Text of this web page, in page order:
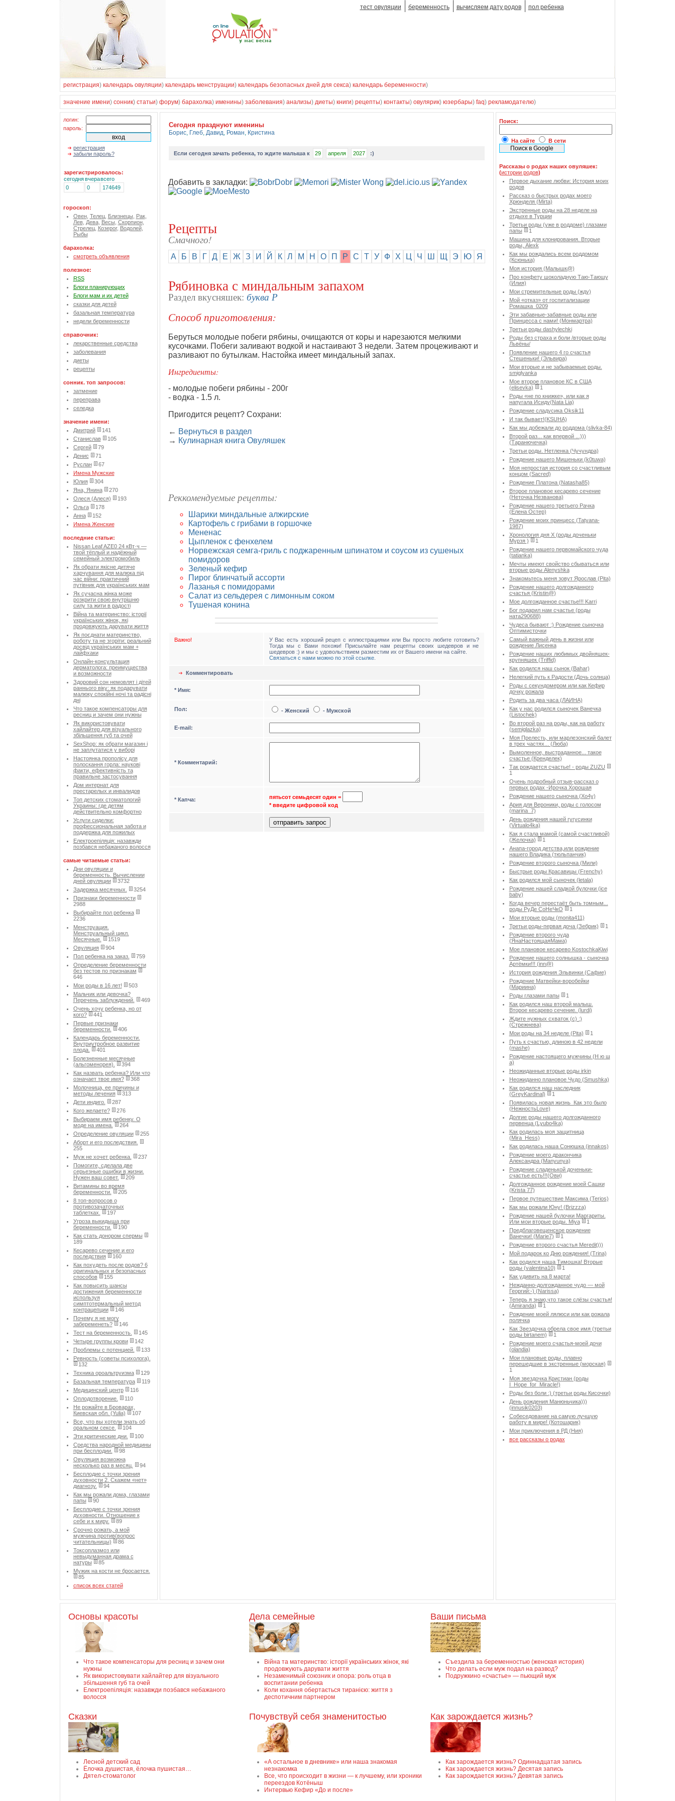
тест овуляции беременность вычисляем дату родов пол ребенка
регистрация) календарь овуляции) календарь менструации) календарь безопасных дней для секса) календарь беременности)
значение имени) сонник) статьи) форум) барахолка) именины) заболевания) анализы) диеты) книги) рецепты) контакты) овулярик) юзербары) faq) рекламодателю)
логин:
пароль:
регистрация
забыли пароль?
зарегистрировалось:
сегодня вчеравсего
0
0 174649
гороскоп:
Овен, Телец, Близнецы Рак,
Лев, Дева, Весы Скорпион,
Стрелец, Козерог, Водолей,
Рыбы
барахолка:
смотреть объявления
полезное:
RSS
Блоги планирующих
Блоги мам и их детей
сказки для детей
базальная температура
недели беременности
справочник:
лекарственные средства
заболевания
диеты
рецепты
сонник. топ запросов:
затмение
переправа
селедка
значение имени:
Дмитрий
141
Станислав
105
Сергей
79
Денис
71
Руслан
67
Имена Мужские
Юлия
304
Яна, Янина
270
Олеся (Алеся)
193
Ольга
178
Анна
152
Имена Женские
последние статьи:
Nissan Leaf AZE0 24 кВт·ч —
твой тёплый и надёжный
семейный электромобиль
Як обрати якісне дитяче
харчування для малюка під
час війни: практичний
путівник для українських мам
Як сучасна жінка може
розкрити свою внутрішню
силу та жити в радості
Війна та материнство: історії
українських жінок, які
продовжують дарувати життя
Як поєднати материнство,
роботу та не згоріти: реальний
досвід українських мам +
лайфхаки
Онлайн-консультация
дерматолога: преимущества
и возможности
Здоровий сон немовлят і дітей
раннього віку: як подарувати
малюку спокійні ночі та радісні
дні
Что такое компенсаторы для
ресниц и зачем они нужны
Як використовувати
хайлайтер для візуального
збільшення губ та очей
SexShop: як обрати магазин і
не заплутатися у виборі
Настоянка прополісу для
полоскання горла: наукові
факти, ефективність та
правильне застосування
Дом интернат для
престарелых и инвалидов
Топ детских стоматологий
Украины: где детям
действительно комфортно
Услуги сиделки:
профессиональная забота и
поддержка для пожилых
Електроепіляція: назавжди
позбався небажаного волосся
самые читаемые статьи:
Дни овуляции и
беременность. Вычислении
дней овуляции
3732
Задержка месячных.
3254
Признаки беременности
2988
Выбирайте пол ребенка
2236
Менструация.
Менструальный цикл.
Месячные.
1519
Овуляция
904
Пол ребенка на заказ.
759
Определение беременности
без тестов по признакам
646
Мои роды в 16 лет!
503
Мальчик или девочка?
Перечень заблуждений.
469
Очень хочу ребенка, но от
кого?
441
Первые признаки
беременности.
406
Календарь беременности.
Внутриутробное развитие
плода.
401
Болезненные месячные
(альгоменорея).
394
Как назвать ребенка? Или что
означает твое имя?
368
Молочница, ее причины и
методы лечения
313
Дети индиго.
287
Кого желаете?
276
Выбираем имя ребенку. О
моде на имена.
264
Определение овуляции
255
Аборт и его последствия.
255
Муж не хочет ребенка.
237
Помогите, сделала две
серьезные ошибки в жизни.
Нужен ваш совет.
209
Витамины во время
беременности.
205
8 топ-вопросов о
противозачаточных
таблетках.
197
Угроза выкидыша при
беременности.
190
Как стать донором спермы
189
Кесарево сечение и его
последствия
160
Как похудеть после родов? 6
оригинальных и безопасных
способов
155
Как повысить шансы
достижения беременности
используя
симптотермальный метод
контрацепции
146
Почему я не могу
забеременеть?
146
Тест на беременность.
145
Четыре группы крови
142
Проблемы с потенцией.
133
Ревность (советы психолога).
132
Техника ороальтруизма
129
Базальная температура
119
Медицинский центр
116
Оплодотворение.
110
Не рожайте в Броварах,
Киевская обл. (Yulia)
107
Все, что вы хотели знать об
оральном сексе.
104
Эти критические дни.
100
Средства народной медицины
при бесплодии.
98
Овуляция возможна
несколько раз в месяц.
94
Бесплодие с точки зрения
духовности 2. Скажем «нет»
диагнозу.
94
Как мы рожали дома, глазами
папы
90
Бесплодие с точки зрения
духовности. Отношение к
себе и к миру.
89
Срочно рожать, а мой
мужчина против(вопрос
читательницы)
86
Токсоплазмоз или
невыдуманная драма с
натуры
85
Мужик на кости не бросается.
85
список всех статей
Cегодня празднуют именины
Борис, Глеб, Давид, Роман, Кристина
Если сегодня зачать ребенка, то ждите малыша к 29 апреля 2027 :)
Добавить в закладки:
Рецепты
Смачного!
А Б В Г Д Е Ж З И Й К Л М Н О П Р С Т У Ф Х Ц Ч Ш Щ Э Ю Я
Рябиновка с миндальным запахом
Раздел вкусняшек: буква Р
Способ приготовления:
Беруться молодые побеги рябины, очищаются от коры и нарезаются мелкими
кусочками. Побеги заливают водкой и настаивают 3 недели. Затем процеживают и
разливают по бутылкам. Настойка имеет миндальный запах.
Ингредиенты:
- молодые побеги рябины - 200г
- водка - 1.5 л.
Пригодится рецепт? Сохрани:
← Вернуться в раздел
→ Кулинарная книга Овуляшек
Реккомендуемые рецепты:
Шарики миндальные алжирские
Картофель с грибами в горшочке
Мененас
Цыпленок с фенхелем
Норвежская семга-гриль с поджаренным шпинатом и соусом из сушеных
помидоров
Зеленый кефир
Пирог блинчатый ассорти
Лазанья с помидорами
Салат из сельдерея с лимонным соком
Тушеная конина
Важно!
У Вас есть хороший рецеп с иллюстрациями или Вы просто любите готовить?
Тогда мы с Вами похожи! Присылайте нам рецепты своих шедевров и не
шедевров :) и мы с удовольствием разместим их от Вашего имени на сайте.
Связаться с нами можно по этой ссылке.
Комментировать
* Имя:
Пол: - Женский - Мужской
Е-mail:
* Комментарий:
* Капча: пятьсот семьдесят один =
* введите цифровой код
Поиск:
На сайте В сети
Рассказы о родах наших овуляшек:
(истории родов)
Первое дыхание любви: История моих
родов
Рассказ о быстрых родах моего
Хрюнделя (Mirta)
Экстренные роды на 28 неделе на
отдыхе в Турции
Третьи роды (уже в роддоме) глазами
папы
1
Машина для клонирования. Вторые
роды, Alexk
Как мы рождались всем роддомом
(Ксюнька)
Моя история (Малышк@)
Про конфету шоколадную Таю-Таюшу
(Илия)
Мои стремительные роды (жду)
Мой «отказ» от госпитализации
Ромашка_0209
Эти забавные-забавные роды или
Принцесса с нами! (Монмартра)
Третьи роды dashylechki
Роды без страха и боли /вторые роды
Львёны/
Появление нашего 4 го счастья
Стешеньки! (Эльвира)
Мои вторые и не забываемые роды.
smiglyanka
Мое второе плановое КС в США
(elisevka)
1
Роды «не по книжке», или как я
напугала Исиду(Nata Lia)
Рождение сладусика Oksik11
И так бывает!(KSUHA)
Как мы добежали до роддома (slivka-84)
Второй раз... как впервой ...)))
(Таранючечка)
Третьи роды. Нетленка (Чучундра)
Рождение нашего Мишеньки (k0tuwa)
Моя непростая история со счастливым
концом (Sacred)
Рождение Платона (Natasha85)
Второе плановое кесарево сечение
(Неточка Незванова)
Рождение нашего третьего Рачка
(Елена Остер)
Рождение моих принцесс (Tatyana-
1987)
Хронология дня Х (роды доченьки
Мурзя )
1
Рождение нашего первомайского чуда
(tatianka)
Мечты имеют свойство сбываться или
вторые роды Аlenyshka
Знакомьтесь меня зовут Ярослав (Pita)
Рождение нашего долгожданного
счастья (Kristin@)
Мое долгожданное счастье!!! Karri
Бог подарил нам счастье (роды
ната290688)
Чудеса бывают :) Рождение сыночка
Оптимисточки
Cамый важный день в жизни или
рождение Лисенка
Рождение наших любимых двойняшек-
крупняшек (Triffid)
Как родился наш сынок (Bahar)
Нелегкий путь к Радости (Дочь солнца)
Роды с секундомером или как Кефир
дочку рожала
Родить за два часа (ЛАИНА)
Как у нас родился сыночек Ванечка
(Listochek)
Во второй раз на роды, как на работу
(semiglazka)
Моя Прелесть, или марлезонский балет
в трех частях... (Люба)
Вымоленное, выстраданное... такое
счастье (Кренделек)
Так рождается счастье! - роды ZUZU
1
Очень подробный отзыв-рассказ о
первых родах -Ирочка Хорошая
Рождение нашего сыночка (Хо4у)
Ария для Вероники, роды с голосом
(marina_7)
День рождения нашей гугусинки
(Virtualo4ka)
Как я стала мамой (самой счастливой)
(Желочка)
1
Анапа-город детства,или рождение
нашего Владика (тюльпанчик)
Рождение второго сыночка (Мили)
Быстрые роды Красавицы (Frenchy)
Как родился мой сыночек (letala)
Рождение нашей сладкой булочки (ice
baby)
Когда вечер перестаёт быть томным...
роды РуДе СоНеЧкО
1
Мои вторые роды (monita411)
Третьи роды-первая доча (Зебрик)
1
Рождение второго чуда
(ЯнаНастоящаяМама)
Мое плановое кесарево KostochkaKiwi
Рождение нашего солнышка - сыночка
Артёмки!!! (inn@)
История рождения Эльвинки (Сафие)
Рождение Матвейки-воробейки
(Мариина)
Роды глазами папы
1
Как родился наш второй малыш.
Второе кесарево сечение. (lurdi)
Ждите нужных схваток (с) :)
(Стрежнева)
Мои роды на 34 неделе (Pita)
1
Путь к счастью, длиною в 42 недели
(mashe)
Рождение настоящего мужчины (Н ю ш
а)
Неожиданные вторые роды irkin
Неожиданно плановое Чудо (Smushka)
Как родился наш наследник
(GreyKardinal)
1
Появилась новая жизнь_Как это было
(НежностьLove)
Долгие роды нашего долгожданного
первенца (Lyubo4ka)
Как родилась моя защитница
(Mira_Hess)
Как родилась наша Сонюшка (innakos)
Рождение моего дракончика
Александра (Manyunya)
Рождение сладенькой доченьки-
счастье есть!!!(Ови)
Долгожданное рождение моей Сашки
(Krista 77)
Первое путешествие Максима (Terios)
Как мы рожали Юну! (Brizzza)
Рождение нашей булочки Маргариты.
Или мои вторые роды. Miya
1
Предблаговещенское рождение
Ванечки! (Marie7)
1
Рождение второго счастья Meredit)))
Мой подарок ко Дню рождения! (Trina)
Как родился наша Тимошка! Вторые
роды (valentina10)
1
Как удивить на 8 марта!
Нежданно-долгожданное чудо — мой
Георгий:-) (Narissa)
Теперь я знаю,что такое слёзы счастья!
(Amiranda)
1
Рождение моей лялюси или как рожала
полячка
Как Звездочка обрела свое имя (третьи
роды birtanem)
1
Рождение моего счастья-моей дочи
(olandia)
Мои плановые роды, плавно
перешедшие в экстренные (морская)
1
Моя звездочка Кристиан (роды
I_Hope_for_Miracle!)
Роды без боли :) (третьи роды Кисочки)
День рождения Манюньчика)))
(innusik0203)
Собеседование на самую лучшую
работу в мире! (Котошарик)
Мои приключения в РД (Ния)
все рассказы о родах
Основы красоты
Что такое компенсаторы для ресниц и зачем они
нужны
Як використовувати хайлайтер для візуального
збільшення губ та очей
Електроепіляція: назавжди позбався небажаного
волосся
Дела семейные
Війна та материнство: історії українських жінок, які
продовжують дарувати життя
Незаменимый союзник и опора: роль отца в
воспитании ребенка
Коли кохання обертається тиранією: життя з
деспотичним партнером
Ваши письма
Съездила за беременностью (женская история)
Что делать если муж подал на развод?
Подружкино «счастье» — пьющий муж
Сказки
Лесной детский сад
Ёлочка душистая, ёлочка пушистая…
Дятел-стоматолог
Почувствуй себя знаменитостью
«А остальное в дневнике» или наша знакомая
незнакомка
Все, что происходит в жизни — к лучшему, или хроники
переездов Котёныш
Интервью Кефир «До и после»
Как зарождается жизнь?
Как зарождается жизнь? Одиннадцатая запись
Как зарождается жизнь? Десятая запись
Как зарождается жизнь? Девятая запись